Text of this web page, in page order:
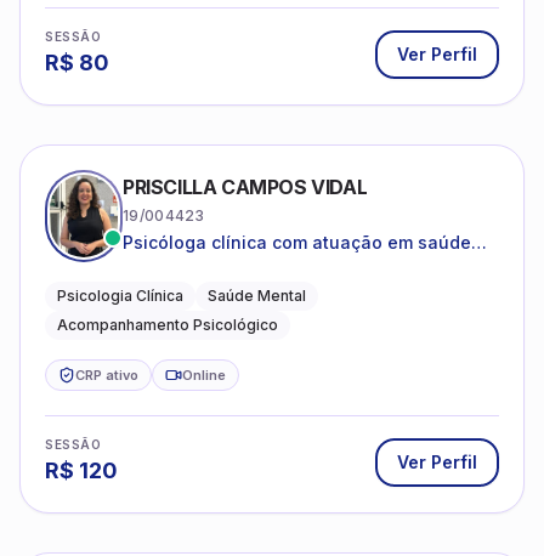
SESSÃO
R$ 80 Ver Perfil
PRISCILLA CAMPOS VIDAL
19/004423
Psicóloga clínica com atuação em saúde
Psicologia Clínica
Saúde Mental
Acompanhamento Psicológico
CRP ativo Online
SESSÃO
R$ 120 Ver Perfil